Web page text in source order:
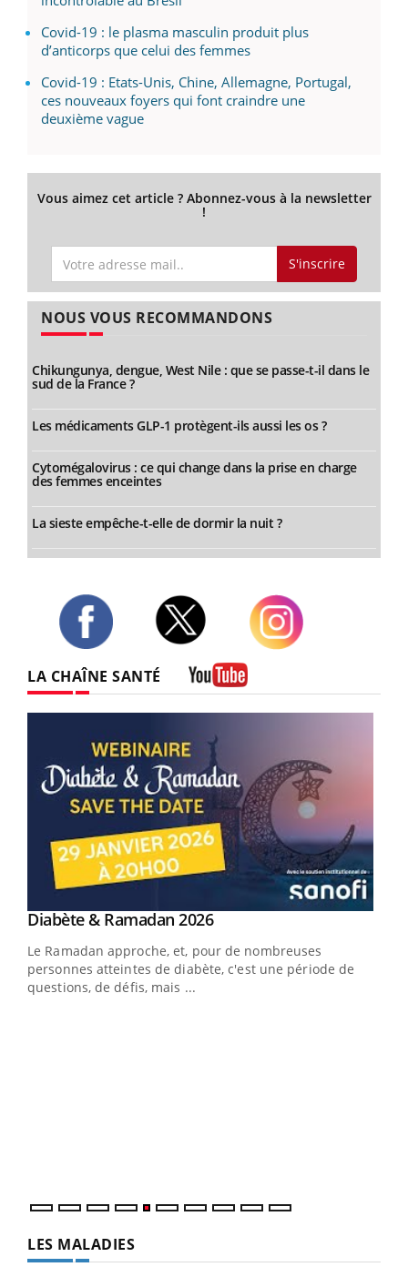
Covid-19 : le plasma masculin produit plus
d’anticorps que celui des femmes
Covid-19 : Etats-Unis, Chine, Allemagne, Portugal,
ces nouveaux foyers qui font craindre une
deuxième vague
Vous aimez cet article ? Abonnez-vous à la newsletter
!
S'inscrire
NOUS VOUS RECOMMANDONS
Chikungunya, dengue, West Nile : que se passe-t-il dans le
sud de la France ?
Les médicaments GLP-1 protègent-ils aussi les os ?
Cytomégalovirus : ce qui change dans la prise en charge
des femmes enceintes
La sieste empêche-t-elle de dormir la nuit ?
LA CHAÎNE SANTÉ
Youtube
Diabète & Ramadan 2026Youtube
Le Ramadan approche, et, pour de nombreuses
personnes atteintes de diabète, c'est une période de
questions, de défis, mais ...
LES MALADIES